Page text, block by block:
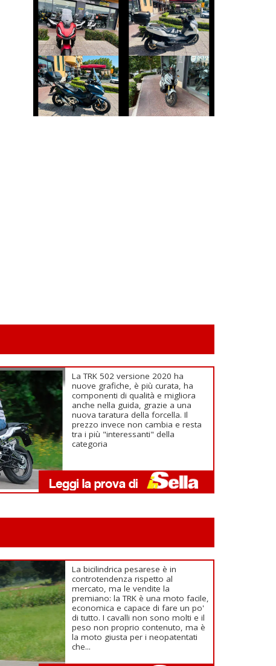
HONDA ADV-350
€ 5.190 €
BMW SERIE-C
€ 4.990 €
HONDA FORZA-
750
€ 7.490 €
HONDA X-ADV
€ 8.990 €
La TRK 502 versione 2020 ha
nuove grafiche, è più curata, ha
componenti di qualità e migliora
anche nella guida, grazie a una
nuova taratura della forcella. Il
prezzo invece non cambia e resta
tra i più "interessanti" della
categoria
La bicilindrica pesarese è in
controtendenza rispetto al
mercato, ma le vendite la
premiano: la TRK è una moto facile,
economica e capace di fare un po'
di tutto. I cavalli non sono molti e il
peso non proprio contenuto, ma è
la moto giusta per i neopatentati
che...